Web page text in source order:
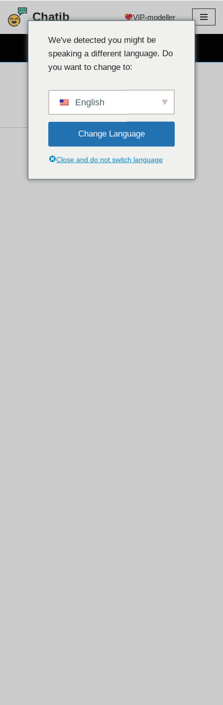
Hoppa
Chatib VIP-modeller
GRATIS WEBCAM CHATT
We've detected you might be
speaking a different language. Do
you want to change to:
English
Change Language
Close and do not switch language